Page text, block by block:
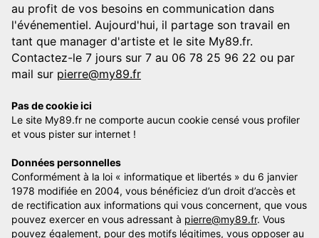
au profit de vos besoins en communication dans
l'événementiel. Aujourd'hui, il partage son travail en
tant que manager d'artiste et le site My89.fr.
Contactez-le 7 jours sur 7 au 06 78 25 96 22 ou par
mail sur pierre@my89.fr
Pas de cookie ici
Le site My89.fr ne comporte aucun cookie censé vous profiler
et vous pister sur internet !
Données personnelles
Conformément à la loi « informatique et libertés » du 6 janvier
1978 modifiée en 2004, vous bénéficiez d’un droit d’accès et
de rectification aux informations qui vous concernent, que vous
pouvez exercer en vous adressant à pierre@my89.fr. Vous
pouvez également, pour des motifs légitimes, vous opposer au